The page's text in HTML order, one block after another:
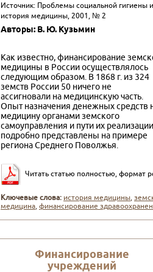
Источник: Проблемы социальной гигиены и
история медицины, 2001, № 2
Авторы: В. Ю. Кузьмин
Как известно, финансирование
медицины в России осуществлялось
следующим образом. В 1868 г. из 324
земств России 50 ничего не
ассигновали на медицинскую часть.
Опыт назначения денежных средств
медицину органами земского
самоуправления и пути их реализации
подробно представлены на примере
региона Среднего Поволжья.
Читать статью полностью, формат
Ключевые слова: история медицины,
медицина,финансирование
Финансирование
учреждений